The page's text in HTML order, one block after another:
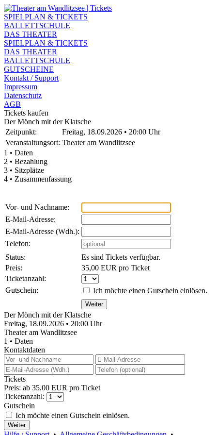
SPIELPLAN & TICKETS
BALLETTSCHULE
DAS THEATER
SPIELPLAN & TICKETS
DAS THEATER
BALLETTSCHULE
GUTSCHEINE
Kontakt / Support
Impressum
Datenschutz
AGB
Tickets kaufen
Der Mönch mit der Klatsche
Zeitpunkt:
Freitag, 18.09.2026 • 20:00 Uhr
Veranstaltungsort: Theater am Wandlitzsee
1 • Daten
2 • Bezahlung
3 • Sitzplätze
4 • Zusammenfassung
Vor- und Nachname:
E-Mail-Adresse:
E-Mail-Adresse (Wdh.):
Telefon:
Status:
Es sind Tickets verfügbar.
Preis:
35,00 EUR pro Ticket
Ticketanzahl:
Gutschein:
Ich möchte einen Gutschein einlösen.
Der Mönch mit der Klatsche
Freitag, 18.09.2026 • 20:00 Uhr
Theater am Wandlitzsee
1 • Daten
Kontaktdaten
Tickets
Preis: ab 35,00 EUR pro Ticket
Ticketanzahl:
Gutschein
Ich möchte einen Gutschein einlösen.